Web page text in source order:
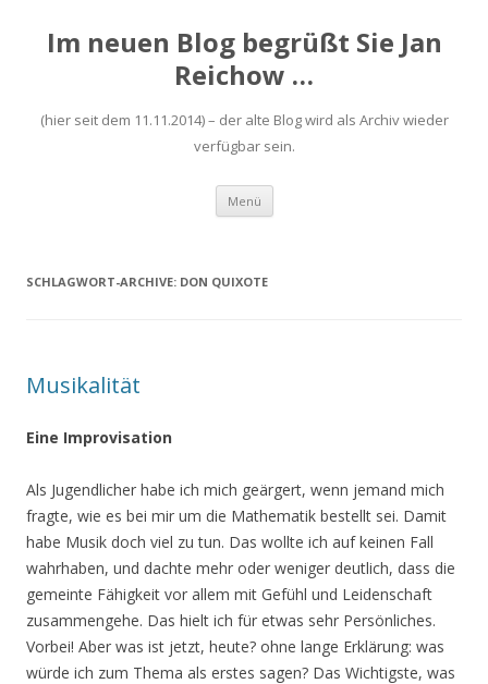
Im neuen Blog begrüßt Sie Jan
Reichow …
(hier seit dem 11.11.2014) – der alte Blog wird als Archiv wieder
verfügbar sein.
Menü Zum
springen
SCHLAGWORT-ARCHIVE: DON QUIXOTE
Musikalität
Eine Improvisation
Als Jugendlicher habe ich mich geärgert, wenn jemand mich
fragte, wie es bei mir um die Mathematik bestellt sei. Damit
habe Musik doch viel zu tun. Das wollte ich auf keinen Fall
wahrhaben, und dachte mehr oder weniger deutlich, dass die
gemeinte Fähigkeit vor allem mit Gefühl und Leidenschaft
zusammengehe. Das hielt ich für etwas sehr Persönliches.
Vorbei! Aber was ist jetzt, heute? ohne lange Erklärung: was
würde ich zum Thema als erstes sagen? Das Wichtigste, was